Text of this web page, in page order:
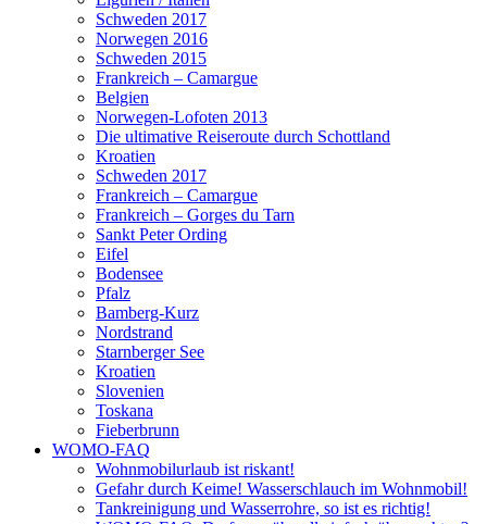
Schweden 2017
Norwegen 2016
Schweden 2015
Frankreich – Camargue
Belgien
Norwegen-Lofoten 2013
Die ultimative Reiseroute durch Schottland
Kroatien
Schweden 2017
Frankreich – Camargue
Frankreich – Gorges du Tarn
Sankt Peter Ording
Eifel
Bodensee
Pfalz
Bamberg-Kurz
Nordstrand
Starnberger See
Kroatien
Slovenien
Toskana
Fieberbrunn
WOMO-FAQ
Wohnmobilurlaub ist riskant!
Gefahr durch Keime! Wasserschlauch im Wohnmobil!
Tankreinigung und Wasserrohre, so ist es richtig!